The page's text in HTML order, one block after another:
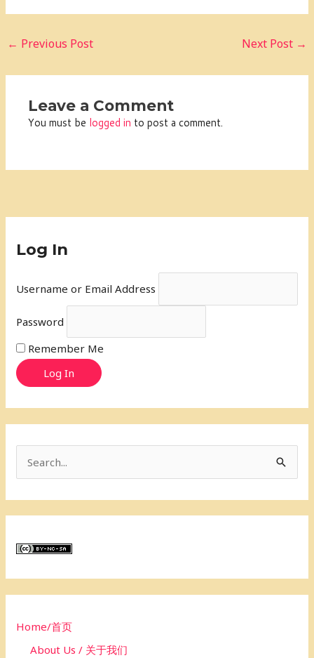
← Previous Post Next Post →
Leave a Comment
You must be logged in to post a comment.
Log In
Username or Email Address
Password
Remember Me
Log In
c
rHome/首页
About Us / 关于我们